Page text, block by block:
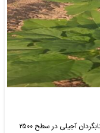
خوزستان- ایانا- نخستین بار در سطح شهرستان کارون، ،آفتابگردان آجیلی در سطح ۲۵۰۰